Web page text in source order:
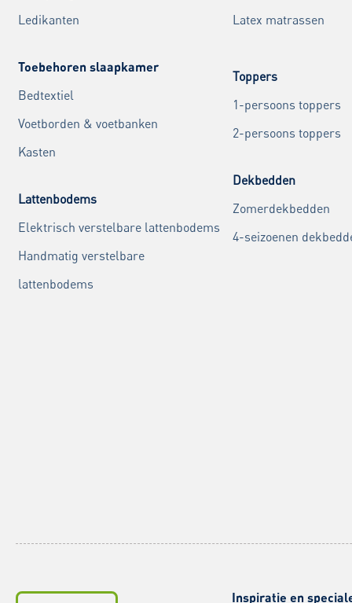
Ledikanten
Toebehoren slaapkamer
Bedtextiel
Voetborden & voetbanken
Kasten
Lattenbodems
Elektrisch verstelbare lattenbodems
Handmatig verstelbare
lattenbodems
Latex matrassen
Toppers
1-persoons toppers
2-persoons toppers
Dekbedden
Zomerdekbedden
4-seizoenen
Inspiratie en